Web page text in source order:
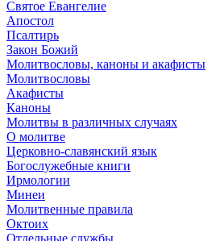
Святое Евангелие
Апостол
Псалтирь
Закон Божий
Молитвословы, каноны и акафисты
Молитвословы
Акафисты
Каноны
Молитвы в различных случаях
О молитве
Церковно-славянский язык
Богослужебные книги
Ирмологии
Минеи
Молитвенные правила
Октоих
Отдельные службы